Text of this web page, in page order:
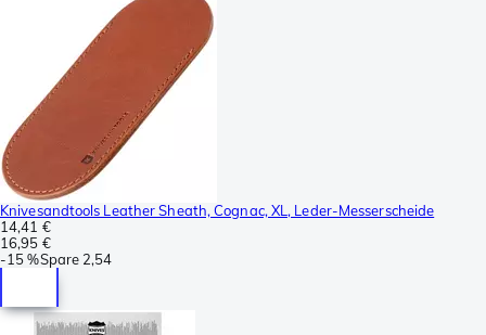
Knivesandtools Leather Sheath, Cognac, XL, Leder-Messerscheide
14,41 €
16,95 €
-15 %Spare 2,54